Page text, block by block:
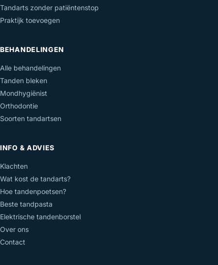
Tandarts zonder patiëntenstop
Praktijk toevoegen
BEHANDELINGEN
Alle behandelingen
Tanden bleken
Mondhygiënist
Orthodontie
Soorten tandartsen
INFO & ADVIES
Klachten
Wat kost de tandarts?
Hoe tandenpoetsen?
Beste tandpasta
Elektrische tandenborstel
Over ons
Contact